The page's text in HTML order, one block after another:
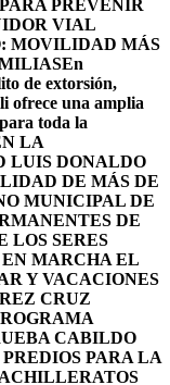
PREVENIR
VIAL
MOVILIDAD MÁS
En
de extorsión,
ofrece una amplia
toda la
LA
LUIS DONALDO
DE MÁS DE
MUNICIPAL DE
DE
LOS SERES
MARCHA EL
Y VACACIONES
CRUZ
CABILDO
PARA LA